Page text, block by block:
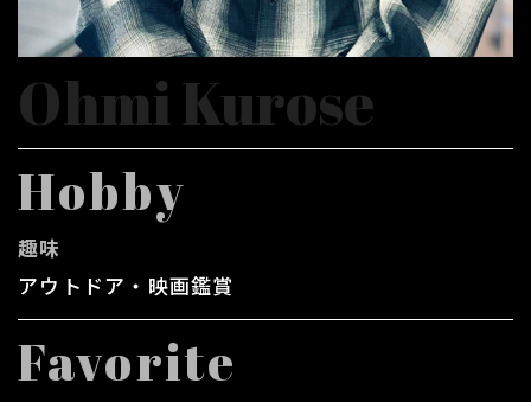
Ohmi Kurose
Hobby
趣味
アウトドア・映画鑑賞
Favorite